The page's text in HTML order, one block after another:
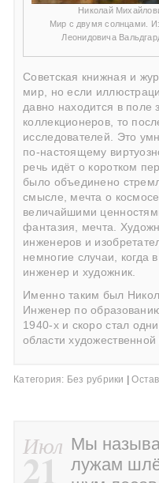
Николай
Мир с двумя солнцами.
Леонидовича
Советская книжная и
мир, но если
давно находится в поле
коллекционеров, то
исследователей. Это
по-настоящему
речь идёт о коротком
было объединено
смысле, мечта о
величайшими
фантазия, мечта.
инженеров и
немногие случаи, когда
инженер и художник.
Именно таким был
Инженер по
1940-х и скоро стал
области
Категория: Без рубрики
Июл
21
Мы
лужам